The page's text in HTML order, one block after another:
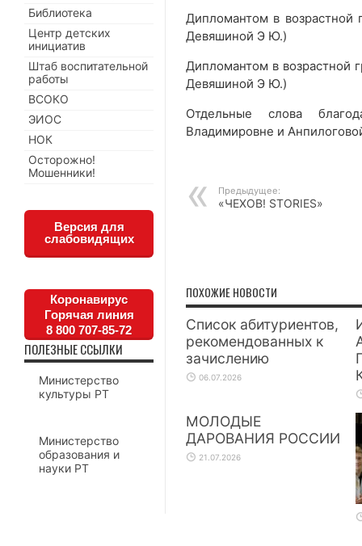
Дипломантом в возрастной
Девяшиной Э Ю.)
Дипломантом в возрастной
Девяшиной Э Ю.)
Отдельные слова
Владимировне и
Предыдущее:
«ЧЕХОВ! STORIES»
ПОХОЖИЕ НОВОСТИ
Список абитуриентов,
рекомендованных к
зачислению
06.07.2026
МОЛОДЫЕ
ДАРОВАНИЯ РОССИИ
21.07.2026
Библиотека
Центр детских
инициатив
Штаб воспитательной
работы
ВСОКО
ЭИОС
НОК
Осторожно!
Мошенники!
Версия для
слабовидящих
Коронавирус
Горячая линия
8 800 707-85-72
ПОЛЕЗНЫЕ ССЫЛКИ
Министерство
культуры РТ
Министерство
образования и
науки РТ